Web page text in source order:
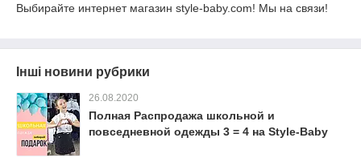
Выбирайте интернет магазин style-baby.com! Мы на связи!
Інші новини рубрики
26.08.2020
Полная Распродажа школьной и
повседневной одежды 3 = 4 на Style-Baby